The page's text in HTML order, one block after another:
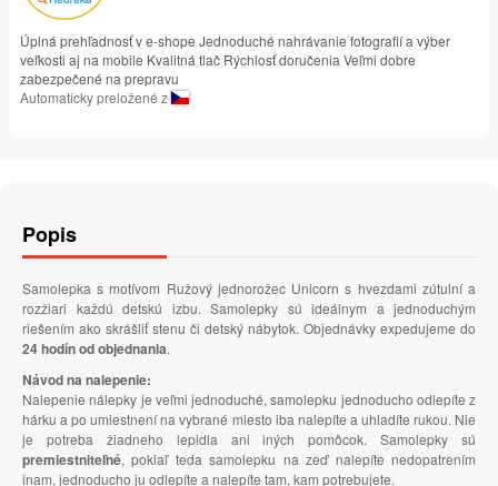
Úplná prehľadnosť v e-shope Jednoduché nahrávanie fotografií a výber
veľkosti aj na mobile Kvalitná tlač Rýchlosť doručenia Veľmi dobre
zabezpečené na prepravu
Automaticky preložené z
Popis
Samolepka s motívom Ružový jednorožec Unicorn s hvezdami zútulní a
rozžiari každú detskú izbu. Samolepky sú ideálnym a jednoduchým
riešením ako skrášliť stenu či detský nábytok. Objednávky expedujeme do
24 hodín od objednania.
Návod na nalepenie:
Nalepenie nálepky je veľmi jednoduché, samolepku jednoducho odlepíte z
hárku a po umiestnení na vybrané miesto iba nalepíte a uhladíte rukou. Nie
je potreba žiadneho lepidla ani iných pomôcok. Samolepky sú
premiestniteľné, pokiaľ teda samolepku na zeď nalepíte nedopatrením
inam, jednoducho ju odlepíte a nalepíte tam, kam potrebujete.